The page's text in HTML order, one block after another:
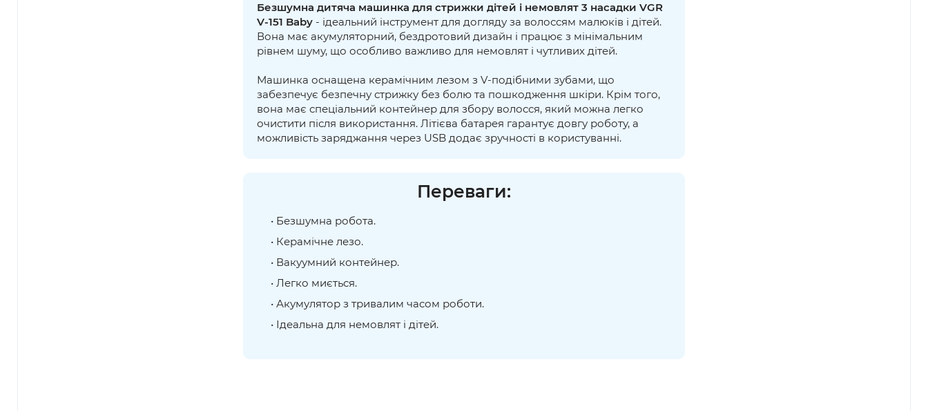
Безшумна дитяча машинка для стрижки дітей і немовлят 3 насадки VGR
V-151 Baby - ідеальний інструмент для догляду за волоссям малюків і дітей.
Вона має акумуляторний, бездротовий дизайн і працює з мінімальним
рівнем шуму, що особливо важливо для немовлят і чутливих дітей.
Машинка оснащена керамічним лезом з V-подібними зубами, що
забезпечує безпечну стрижку без болю та пошкодження шкіри. Крім того,
вона має спеціальний контейнер для збору волосся, який можна легко
очистити після використання. Літієва батарея гарантує довгу роботу, а
можливість заряджання через USB додає зручності в користуванні.
Переваги:
• Безшумна робота.
• Керамічне лезо.
• Вакуумний контейнер.
• Легко миється.
• Акумулятор з тривалим часом роботи.
• Ідеальна для немовлят і дітей.